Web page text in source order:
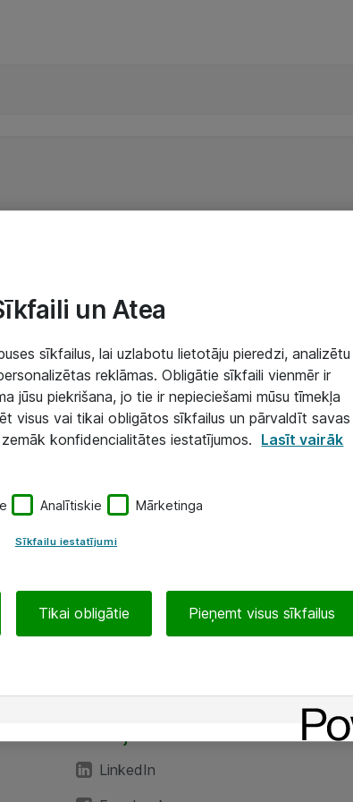
LinkedIn
un Atea
sīkfailus, lai uzlabotu lietotāju pieredzi, analizētu
reklāmas. Obligātie sīkfaili vienmēr ir
jūsu piekrišana, jo tie ir nepieciešami mūsu tīmekļa
visus vai tikai obligātos sīkfailus un pārvaldīt savas
konfidencialitātes iestatījumos. Lasīt vairāk
Analītiskie Mārketinga
Sīkfailu iestatījumi
Tikai obligātie Pieņemt visus sīkfailus